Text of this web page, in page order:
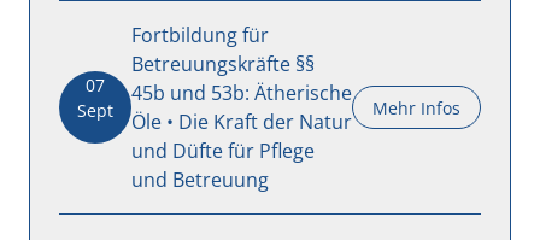
07
Sept
Fortbildung für
Betreuungskräfte §§
45b und 53b: Ätherische
Öle • Die Kraft der Natur
und Düfte für Pflege
und Betreuung
Mehr Infos